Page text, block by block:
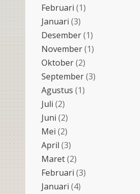
Februari (1)
Januari (3)
Desember(1)
November(1)
Oktober(2)
September(3)
Agustus (1)
Juli (2)
Juni (2)
Mei (2)
April (3)
Maret(2)
Februari (3)
Januari (4)